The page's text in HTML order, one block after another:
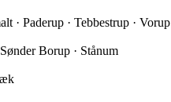
· Paderup · Tebbestrup · Vorup
Borup · Stånum